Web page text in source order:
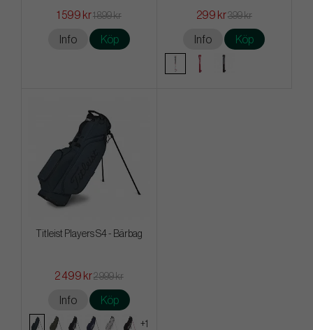
1 599 kr1 899 kr
Info Köp
299 kr399 kr
Info Köp
Titleist Players S4 - Bärbag
2 499 kr2 999 kr
Info Köp
+1